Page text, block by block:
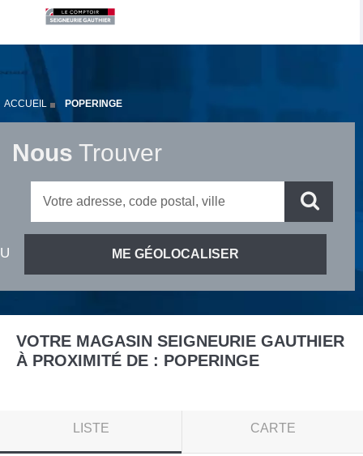
ACCUEIL POPERINGE
Nous Trouver
VOTRE MAGASIN SEIGNEURIE GAUTHIER
À PROXIMITÉ DE : POPERINGE
LISTE CARTE